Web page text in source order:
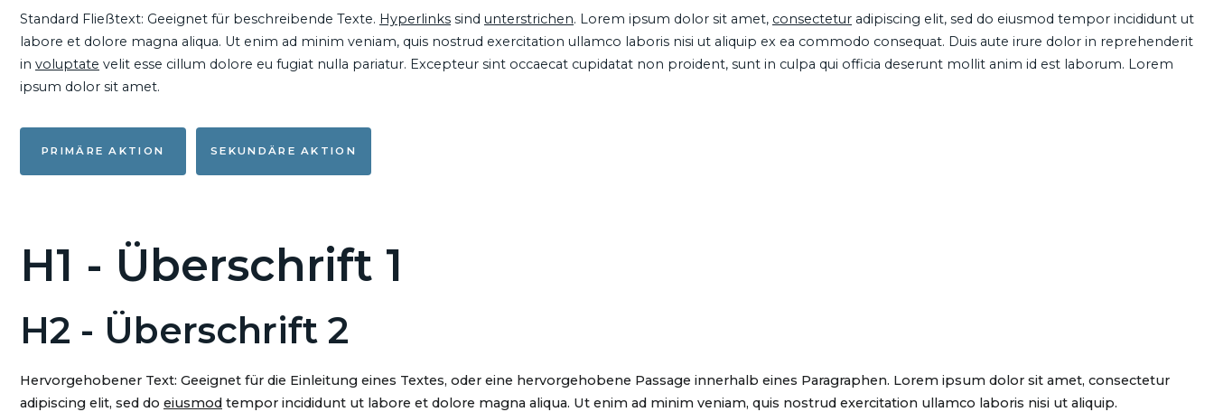
Standard Fließtext: Geeignet für beschreibende Texte. Hyperlinks sind unterstrichen. Lorem ipsum dolor sit amet, consectetur adipiscing elit, sed do eiusmod tempor incididunt ut
labore et dolore magna aliqua. Ut enim ad minim veniam, quis nostrud exercitation ullamco laboris nisi ut aliquip ex ea commodo consequat. Duis aute irure dolor in reprehenderit
in voluptate velit esse cillum dolore eu fugiat nulla pariatur. Excepteur sint occaecat cupidatat non proident, sunt in culpa qui officia deserunt mollit anim id est laborum. Lorem
ipsum dolor sit amet.
PRIMÄRE AKTION SEKUNDÄRE AKTION
H1 - Überschrift 1
H2 - Überschrift 2
Hervorgehobener Text: Geeignet für die Einleitung eines Textes, oder eine hervorgehobene Passage innerhalb eines Paragraphen. Lorem ipsum dolor sit amet, consectetur
adipiscing elit, sed do eiusmod tempor incididunt ut labore et dolore magna aliqua. Ut enim ad minim veniam, quis nostrud exercitation ullamco laboris nisi ut aliquip.